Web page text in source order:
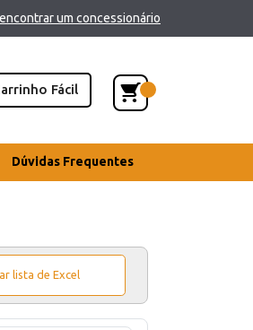
um concessionário
Fácil
Dúvidas Frequentes
lista de Excel